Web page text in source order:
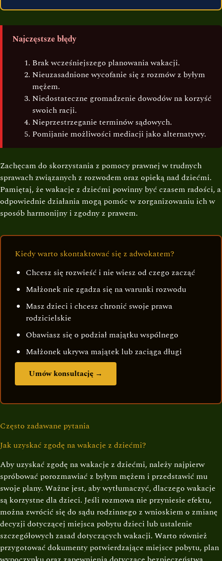
Najczęstsze błędy
Brak wcześniejszego planowania wakacji.
Nieuzasadnione wycofanie się z rozmów z byłym
mężem.
Niedostateczne gromadzenie dowodów na korzyść
swoich racji.
Nieprzestrzeganie terminów sądowych.
Pomijanie możliwości mediacji jako alternatywy.
Zachęcam do skorzystania z pomocy prawnej w trudnych
sprawach związanych z rozwodem oraz opieką nad dziećmi.
Pamiętaj, że wakacje z dziećmi powinny być czasem radości, a
odpowiednie działania mogą pomóc w zorganizowaniu ich w
sposób harmonijny i zgodny z prawem.
Kiedy warto skontaktować się z adwokatem?
Chcesz się rozwieść i nie wiesz od czego zacząć
Małżonek nie zgadza się na warunki rozwodu
Masz dzieci i chcesz chronić swoje prawa
rodzicielskie
Obawiasz się o podział majątku wspólnego
Małżonek ukrywa majątek lub zaciąga długi
Umów konsultację →
Często zadawane pytania
Jak uzyskać zgodę na wakacje z dziećmi?
Aby uzyskać zgodę na wakacje z dziećmi, należy najpierw
spróbować porozmawiać z byłym mężem i przedstawić mu
swoje plany. Ważne jest, aby wytłumaczyć, dlaczego wakacje
są korzystne dla dzieci. Jeśli rozmowa nie przyniesie efektu,
można zwrócić się do sądu rodzinnego z wnioskiem o zmianę
decyzji dotyczącej miejsca pobytu dzieci lub ustalenie
szczegółowych zasad dotyczących wakacji. Warto również
przygotować dokumenty potwierdzające miejsce pobytu, plan